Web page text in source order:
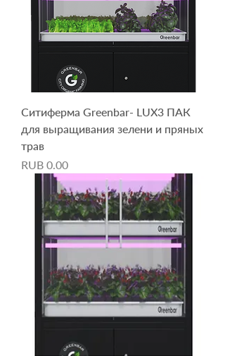
Ситиферма Greenbar- LUX3 ПАК
для выращивания зелени и пряных
трав
Price
RUB 0.00